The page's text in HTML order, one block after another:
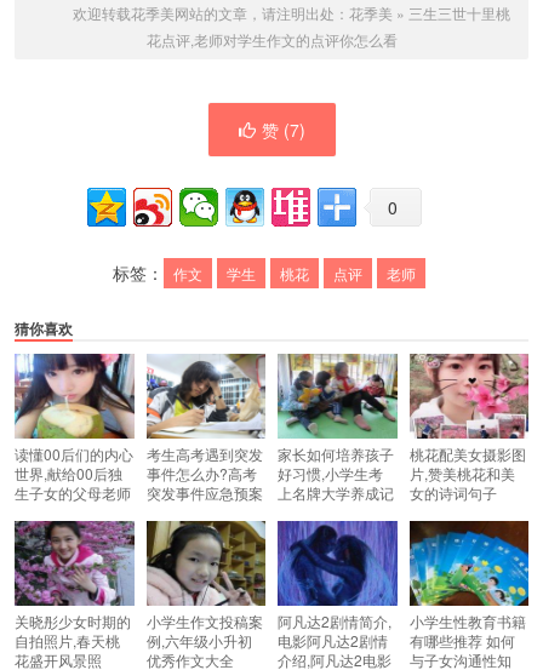
欢迎转载花季美网站的文章，请注明出处： 花季美 » 三生三世十里桃
花点评,老师对学生作文的点评你怎么看
赞 (7)
0
标签： 作文 学生 桃花 点评 老师
猜你喜欢
读懂00后们的内心
世界,献给00后独
生子女的父母老师
考生高考遇到突发
事件怎么办?高考
突发事件应急预案
家长如何培养孩子
好习惯,小学生考
上名牌大学养成记
桃花配美女摄影图
片,赞美桃花和美
女的诗词句子
关晓彤少女时期的
自拍照片,春天桃
花盛开风景照
小学生作文投稿案
例,六年级小升初
优秀作文大全
阿凡达2剧情简介,
电影阿凡达2剧情
介绍,阿凡达2电影
小学生性教育书籍
有哪些推荐 如何
与子女沟通性知